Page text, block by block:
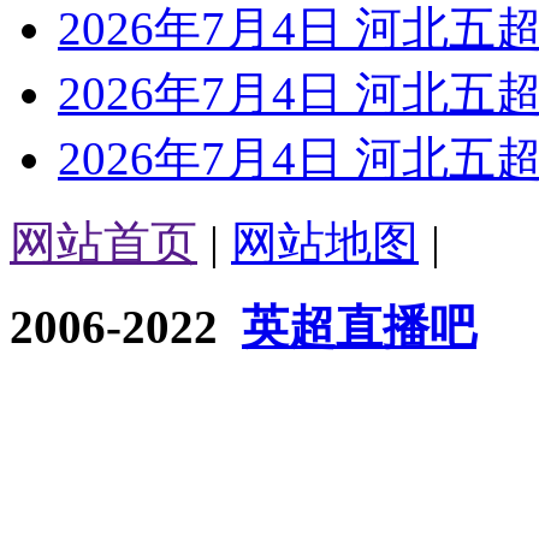
2026年7月4日 河北五
2026年7月4日 河北五
2026年7月4日 河北五
网站首页 | 网站地图 |
2006-2022 英超直播吧